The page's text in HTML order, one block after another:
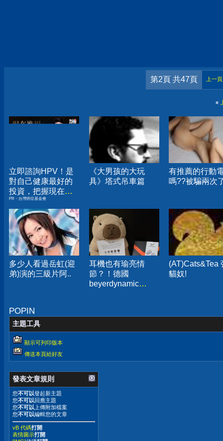
第2頁 共47頁 上一頁
«
立即諮詢HPV！是
對自己健康最好的
投資，把握現在不
嫌晚！
PR・台灣癌症基金會
《大男孩的大玩
具》塔式吊車篇
有推薦的行動
嗎??被騙兩次
多少人看過岳虹(迎
弟)演的三級片阿..
耳機也有瑜亮情
節？！德國
beyerdynamic
(AT)Cats&Tea
貓奴!
POPIN
主題工具
顯示可列印版本
傳送本頁給好友
發表文章規則
您不可以發起新主題
您不可以 回應主題
您不可以 上傳附加檔案
您不可以編輯您的文章
vB 代碼打開
表情圖示打開